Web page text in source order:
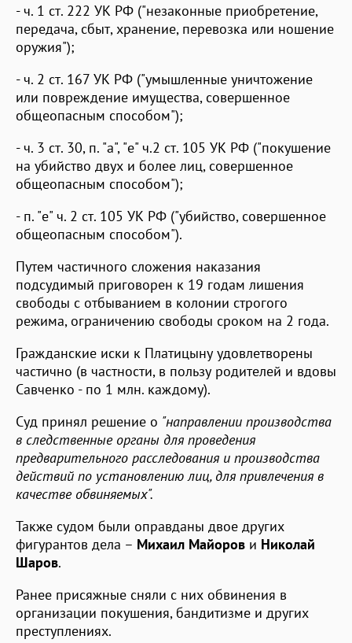
- ч. 1 ст. 222 УК РФ ("незаконные приобретение,
передача, сбыт, хранение, перевозка или ношение
оружия");
- ч. 2 ст. 167 УК РФ ("умышленные уничтожение
или повреждение имущества, совершенное
общеопасным способом");
- ч. 3 ст. 30, п. "а", "е" ч.2 ст. 105 УК РФ ("покушение
на убийство двух и более лиц, совершенное
общеопасным способом");
- п. "е" ч. 2 ст. 105 УК РФ ("убийство, совершенное
общеопасным способом").
Путем частичного сложения наказания
подсудимый приговорен к 19 годам лишения
свободы с отбыванием в колонии строгого
режима, ограничению свободы сроком на 2 года.
Гражданские иски к Платицыну удовлетворены
частично (в частности, в пользу родителей и вдовы
Савченко - по 1 млн. каждому).
Суд принял решение о "направлении производства
в следственные органы для проведения
предварительного расследования и производства
действий по установлению лиц, для привлечения в
качестве обвиняемых".
Также судом были оправданы двое других
фигурантов дела – Михаил Майоров и Николай
Шаров.
Ранее присяжные сняли с них обвинения в
организации покушения, бандитизме и других
преступлениях.